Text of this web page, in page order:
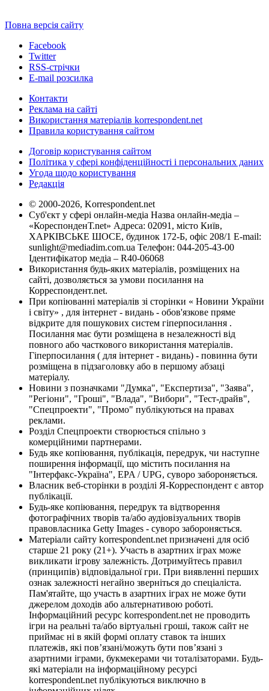
Повна версія сайту
Facebook
Twitter
RSS-стрічки
E-mail розсилка
Контакти
Реклама на сайті
Використання матеріалів korrespondent.net
Правила користування сайтом
Договір користування сайтом
Політика у сфері конфіденційності і персональних даних
Угода щодо користування
Редакція
© 2000-2026, Korrespondent.net
Суб'єкт у сфері онлайн-медіа Назва онлайн-медіа –
«КореспонденТ.net» Адреса: 02091, місто Київ,
ХАРКІВСЬКЕ ШОСЕ, будинок 172-Б, офіс 208/1 E-mail:
sunlight@mediadim.com.ua Телефон: 044-205-43-00
Ідентифікатор медіа – R40-06068
Використання будь-яких матеріалів, розміщених на
сайті, дозволяється за умови посилання на
Корреспондент.net.
При копіюванні матеріалів зі сторінки « Новини України
і світу» , для інтернет - видань - обов'язкове пряме
відкрите для пошукових систем гіперпосилання .
Посилання має бути розміщена в незалежності від
повного або часткового використання матеріалів.
Гіперпосилання ( для інтернет - видань) - повинна бути
розміщена в підзаголовку або в першому абзаці
матеріалу.
Новини з позначками "Думка", "Експертиза", "Заява",
"Регіони", "Гроші", "Влада", "Вибори", "Тест-драйв",
"Спецпроекти", "Промо" публікуються на правах
реклами.
Розділ Спецпроекти створюється спільно з
комерційними партнерами.
Будь яке копіювання, публікація, передрук, чи наступне
поширення інформації, що містить посилання на
"Інтерфакс-Україна", EPA / UPG, суворо забороняється.
Власник веб-сторінки в розділі Я-Корреспондент є автор
публікації.
Будь-яке копіювання, передрук та відтворення
фотографічних творів та/або аудіовізуальних творів
правовласника Getty Images - суворо забороняється.
Матеріали сайту korrespondent.net призначені для осіб
старше 21 року (21+). Участь в азартних іграх може
викликати ігрову залежність. Дотримуйтесь правил
(принципів) відповідальної гри. При виявленні перших
ознак залежності негайно зверніться до спеціаліста.
Пам'ятайте, що участь в азартних іграх не може бути
джерелом доходів або альтернативою роботі.
Інформаційний ресурс korrespondent.net не проводить
ігри на реальні та/або віртуальні гроші, також сайт не
приймає ні в якій формі оплату ставок та інших
платежів, які пов’язані/можуть бути пов’язані з
азартними іграми, букмекерами чи тоталізаторами. Будь-
які матеріали на інформаційному ресурсі
korrespondent.net публікуються виключно в